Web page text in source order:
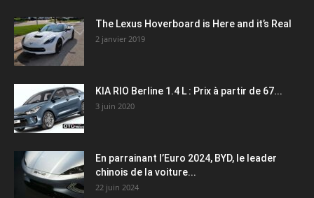
The Lexus Hoverboard is Here and it’s Real
2 janvier 2019
KIA RIO Berline 1.4 L : Prix à partir de 67...
3 juin 2020
En parrainant l’Euro 2024, BYD, le leader
chinois de la voiture...
22 juin 2024